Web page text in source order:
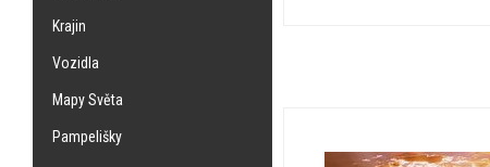
Krajin
Vozidla
Mapy Světa
Pampelišky